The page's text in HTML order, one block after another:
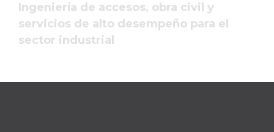
Ingeniería de accesos, obra civil y
servicios de alto desempeño para el
sector industrial